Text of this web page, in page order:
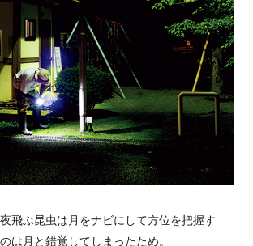
飛ぶ昆虫は月をナビにして方位を把握す
は月と錯覚してしまったため。